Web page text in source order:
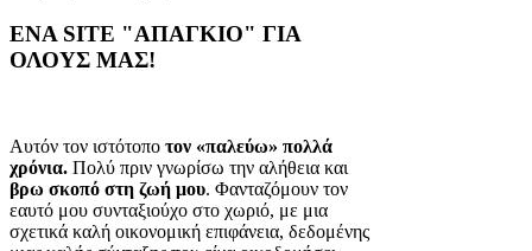
ΕΝΑ SITE "ΑΠΑΓΚΙΟ" ΓΙΑ
ΟΛΟΥΣ ΜΑΣ!
Αυτόν τον ιστότοπο τον «παλεύω» πολλά
χρόνια. Πολύ πριν γνωρίσω την αλήθεια και
βρω σκοπό στη ζωή μου. Φανταζόμουν τον
εαυτό μου συνταξιούχο στο χωριό, με μια
σχετικά καλή οικονομική επιφάνεια, δεδομένης